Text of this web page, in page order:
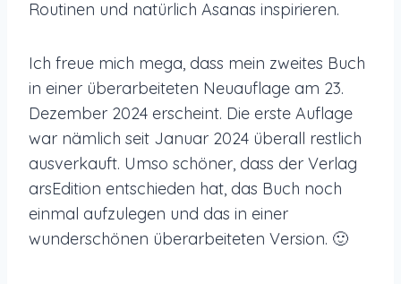
Routinen und natürlich Asanas inspirieren.
Ich freue mich mega, dass mein zweites Buch
in einer überarbeiteten Neuauflage am 23.
Dezember 2024 erscheint. Die erste Auflage
war nämlich seit Januar 2024 überall restlich
ausverkauft. Umso schöner, dass der Verlag
arsEdition entschieden hat, das Buch noch
einmal aufzulegen und das in einer
wunderschönen überarbeiteten Version. 🙂